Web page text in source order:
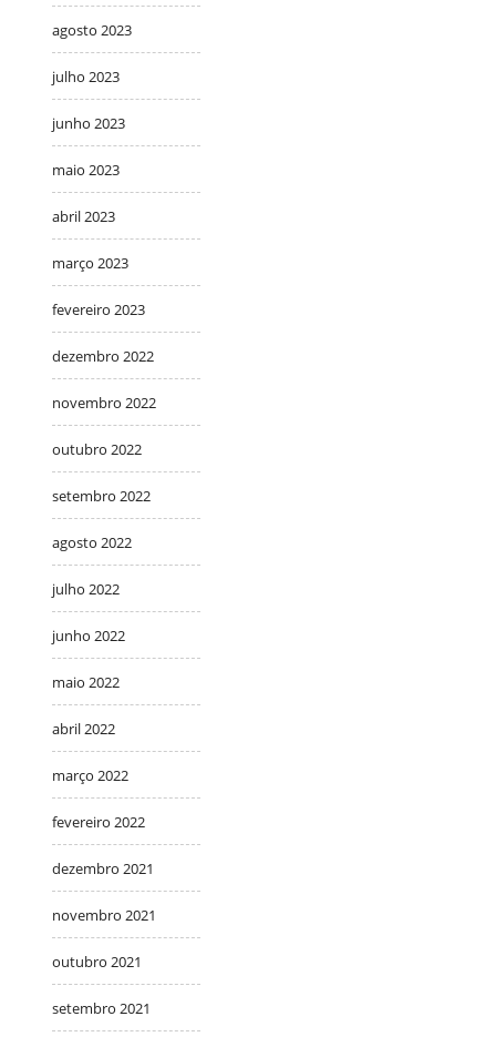
agosto 2023
julho 2023
junho 2023
maio 2023
abril 2023
março 2023
fevereiro 2023
dezembro 2022
novembro 2022
outubro 2022
setembro 2022
agosto 2022
julho 2022
junho 2022
maio 2022
abril 2022
março 2022
fevereiro 2022
dezembro 2021
novembro 2021
outubro 2021
setembro 2021